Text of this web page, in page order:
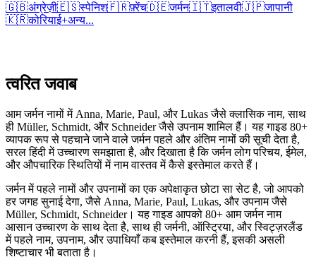
🇬🇧अंग्रेज़ी🇪🇸स्पेनिश🇫🇷फ़्रेंच🇩🇪जर्मन🇮🇹इतालवी🇯🇵जापानी
🇰🇷कोरियाई+अन्य...
त्वरित जवाब
आम जर्मन नामों में Anna, Marie, Paul, और Lukas जैसे क्लासिक नाम, साथ
ही Müller, Schmidt, और Schneider जैसे उपनाम शामिल हैं। यह गाइड 80+
व्यापक रूप से पहचाने जाने वाले जर्मन पहले और अंतिम नामों की सूची देता है,
सरल हिंदी में उच्चारण समझाता है, और दिखाता है कि जर्मन लोग परिचय, ईमेल,
और औपचारिक स्थितियों में नाम वास्तव में कैसे इस्तेमाल करते हैं।
जर्मन में पहले नामों और उपनामों का एक अपेक्षाकृत छोटा सा सेट है, जो आपको
हर जगह सुनाई देगा, जैसे Anna, Marie, Paul, Lukas, और उपनाम जैसे
Müller, Schmidt, Schneider। यह गाइड आपको 80+ आम जर्मन नाम
आसान उच्चारण के साथ देता है, साथ ही जर्मनी, ऑस्ट्रिया, और स्विट्ज़रलैंड
में पहले नाम, उपनाम, और उपाधियाँ कब इस्तेमाल करनी हैं, इसकी असली
शिष्टाचार भी बताता है।